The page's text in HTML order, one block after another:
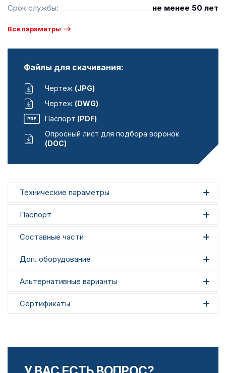
Срок службы:
не менее 50 лет
Все параметры
Файлы для скачивания:
Чертеж (JPG)
Чертеж (DWG)
Паспорт (PDF)
Опросный лист для подбора воронок
(DOC)
Технические параметры
Паспорт
Составные части
Доп. оборудование
Альтернативные варианты
Сертификаты